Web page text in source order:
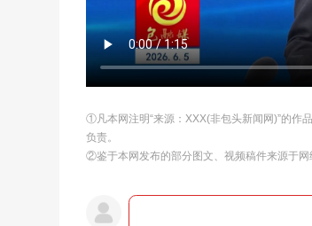
①凡本网注明“来源：XXX(非包头新闻网)”的作
负责。
②鉴于本网发布的部分图文、视频稿件来源于网